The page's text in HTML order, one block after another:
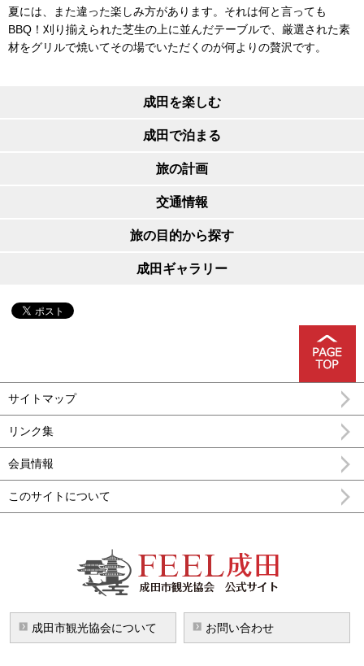
夏には、また違った楽しみ方があります。それは何と言っても
BBQ！刈り揃えられた芝生の上に並んだテーブルで、厳選された素
材をグリルで焼いてその場でいただくのが何よりの贅沢です。
成田を楽しむ
成田で泊まる
旅の計画
交通情報
旅の目的から探す
成田ギャラリー
サイトマップ
リンク集
会員情報
このサイトについて
FEEL成田 成田市公式観光情報
成田市観光協会について お問い合わせ